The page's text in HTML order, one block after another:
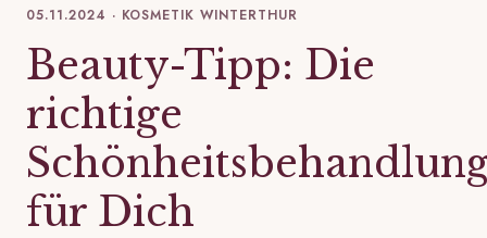
05.11.2024 · KOSMETIK WINTERTHUR
Beauty-Tipp: Die
richtige
für Dich